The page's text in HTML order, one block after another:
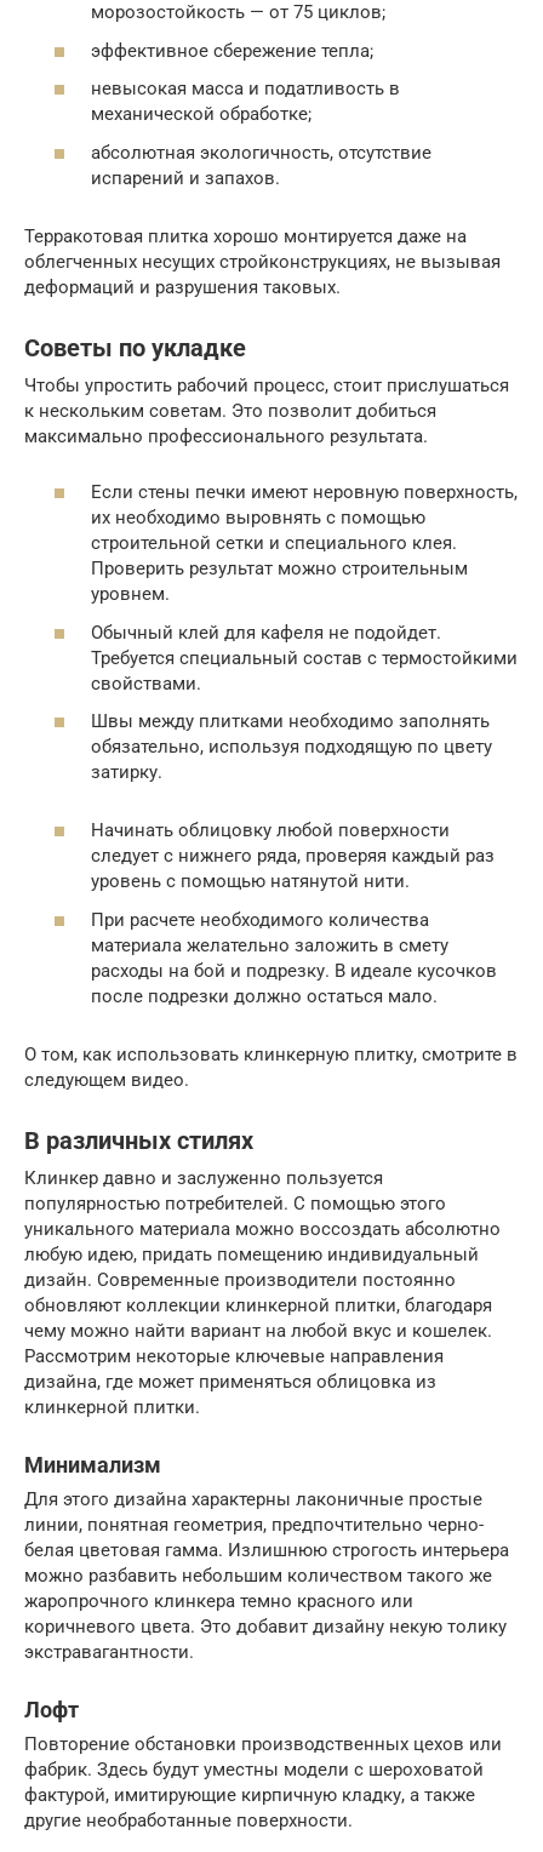
морозостойкость — от 75 циклов;
эффективное сбережение тепла;
невысокая масса и податливость в
механической обработке;
абсолютная экологичность, отсутствие
испарений и запахов.
Терракотовая плитка хорошо монтируется даже на
облегченных несущих стройконструкциях, не вызывая
деформаций и разрушения таковых.
Советы по укладке
Чтобы упростить рабочий процесс, стоит прислушаться
к нескольким советам. Это позволит добиться
максимально профессионального результата.
Если стены печки имеют неровную поверхность,
их необходимо выровнять с помощью
строительной сетки и специального клея.
Проверить результат можно строительным
уровнем.
Обычный клей для кафеля не подойдет.
Требуется специальный состав с термостойкими
свойствами.
Швы между плитками необходимо заполнять
обязательно, используя подходящую по цвету
затирку.
Начинать облицовку любой поверхности
следует с нижнего ряда, проверяя каждый раз
уровень с помощью натянутой нити.
При расчете необходимого количества
материала желательно заложить в смету
расходы на бой и подрезку. В идеале кусочков
после подрезки должно остаться мало.
О том, как использовать клинкерную плитку, смотрите в
следующем видео.
В различных стилях
Клинкер давно и заслуженно пользуется
популярностью потребителей. С помощью этого
уникального материала можно воссоздать абсолютно
любую идею, придать помещению индивидуальный
дизайн. Современные производители постоянно
обновляют коллекции клинкерной плитки, благодаря
чему можно найти вариант на любой вкус и кошелек.
Рассмотрим некоторые ключевые направления
дизайна, где может применяться облицовка из
клинкерной плитки.
Минимализм
Для этого дизайна характерны лаконичные простые
линии, понятная геометрия, предпочтительно черно-
белая цветовая гамма. Излишнюю строгость интерьера
можно разбавить небольшим количеством такого же
жаропрочного клинкера темно красного или
коричневого цвета. Это добавит дизайну некую толику
экстравагантности.
Лофт
Повторение обстановки производственных цехов или
фабрик. Здесь будут уместны модели с шероховатой
фактурой, имитирующие кирпичную кладку, а также
другие необработанные поверхности.